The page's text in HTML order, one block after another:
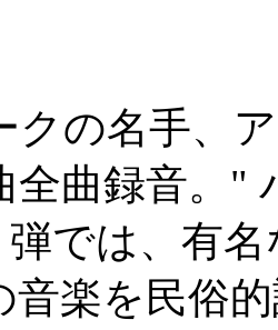
の名手、
全曲録音。"
弾では、有
音楽を民俗